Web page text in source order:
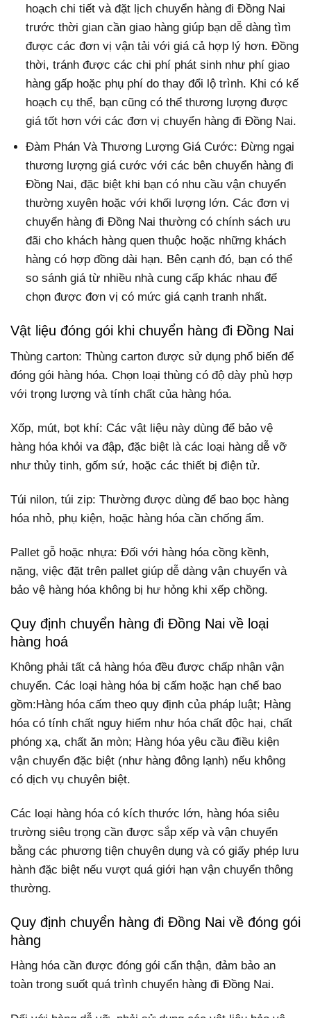
hoạch chi tiết và đặt lịch chuyển hàng đi Đồng Nai
trước thời gian cần giao hàng giúp bạn dễ dàng tìm
được các đơn vị vận tải với giá cả hợp lý hơn. Đồng
thời, tránh được các chi phí phát sinh như phí giao
hàng gấp hoặc phụ phí do thay đổi lộ trình. Khi có kế
hoạch cụ thể, bạn cũng có thể thương lượng được
giá tốt hơn với các đơn vị chuyển hàng đi Đồng Nai.
Đàm Phán Và Thương Lượng Giá Cước: Đừng ngại
thương lượng giá cước với các bên chuyển hàng đi
Đồng Nai, đặc biệt khi bạn có nhu cầu vận chuyển
thường xuyên hoặc với khối lượng lớn. Các đơn vị
chuyển hàng đi Đồng Nai thường có chính sách ưu
đãi cho khách hàng quen thuộc hoặc những khách
hàng có hợp đồng dài hạn. Bên cạnh đó, bạn có thể
so sánh giá từ nhiều nhà cung cấp khác nhau để
chọn được đơn vị có mức giá cạnh tranh nhất.
Vật liệu đóng gói khi chuyển hàng đi Đồng Nai
Thùng carton: Thùng carton được sử dụng phổ biến để
đóng gói hàng hóa. Chọn loại thùng có độ dày phù hợp
với trọng lượng và tính chất của hàng hóa.
Xốp, mút, bọt khí: Các vật liệu này dùng để bảo vệ
hàng hóa khỏi va đập, đặc biệt là các loại hàng dễ vỡ
như thủy tinh, gốm sứ, hoặc các thiết bị điện tử.
Túi nilon, túi zip: Thường được dùng để bao bọc hàng
hóa nhỏ, phụ kiện, hoặc hàng hóa cần chống ẩm.
Pallet gỗ hoặc nhựa: Đối với hàng hóa cồng kềnh,
nặng, việc đặt trên pallet giúp dễ dàng vận chuyển và
bảo vệ hàng hóa không bị hư hỏng khi xếp chồng.
Quy định chuyển hàng đi Đồng Nai về loại
hàng hoá
Không phải tất cả hàng hóa đều được chấp nhận vận
chuyển. Các loại hàng hóa bị cấm hoặc hạn chế bao
gồm:Hàng hóa cấm theo quy định của pháp luật; Hàng
hóa có tính chất nguy hiểm như hóa chất độc hại, chất
phóng xạ, chất ăn mòn; Hàng hóa yêu cầu điều kiện
vận chuyển đặc biệt (như hàng đông lạnh) nếu không
có dịch vụ chuyên biệt.
Các loại hàng hóa có kích thước lớn, hàng hóa siêu
trường siêu trọng cần được sắp xếp và vận chuyển
bằng các phương tiện chuyên dụng và có giấy phép lưu
hành đặc biệt nếu vượt quá giới hạn vận chuyển thông
thường.
Quy định chuyển hàng đi Đồng Nai về đóng gói
hàng
Hàng hóa cần được đóng gói cẩn thận, đảm bảo an
toàn trong suốt quá trình chuyển hàng đi Đồng Nai.